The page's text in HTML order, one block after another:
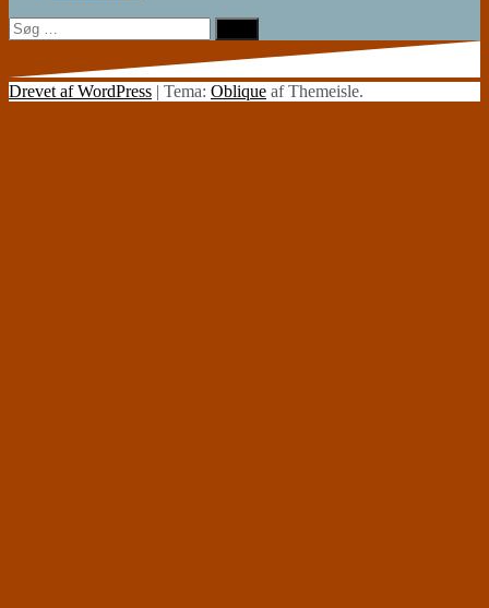
Søg
efter:
Drevet af WordPress | Tema: Oblique af Themeisle.